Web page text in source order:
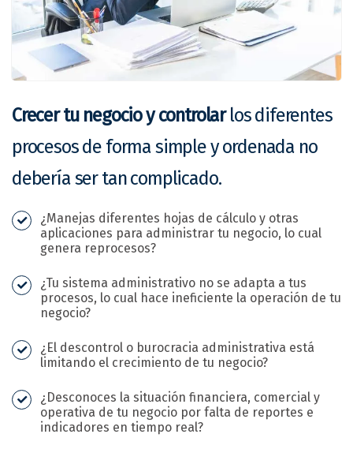
Crecer tu negocio y controlarlos diferentes
procesos de forma simple y ordenada no
debería ser tan complicado.
¿Manejas diferentes hojas de cálculo y otras
aplicaciones para administrar tu negocio, lo cual
genera reprocesos?
¿Tu sistema administrativo no se adapta a tus
procesos, lo cual hace ineficiente la operación de tu
negocio?
¿El descontrol o burocracia administrativa está
limitando el crecimiento de tu negocio?
¿Desconoces la situación financiera, comercial y
operativa de tu negocio por falta de reportes e
indicadores en tiempo real?